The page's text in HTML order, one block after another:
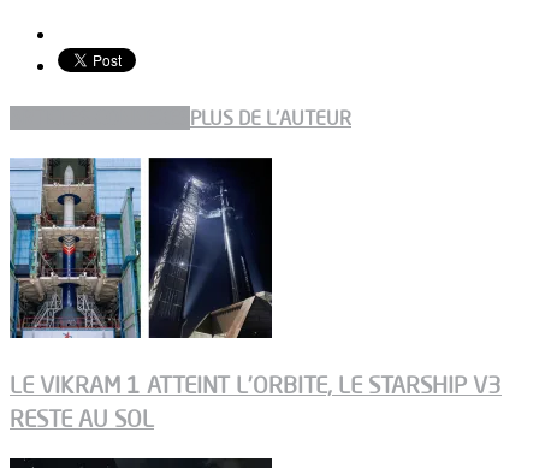
PLUS DE L'AUTEUR
LE VIKRAM 1 ATTEINT L’ORBITE, LE STARSHIP V3
RESTE AU SOL